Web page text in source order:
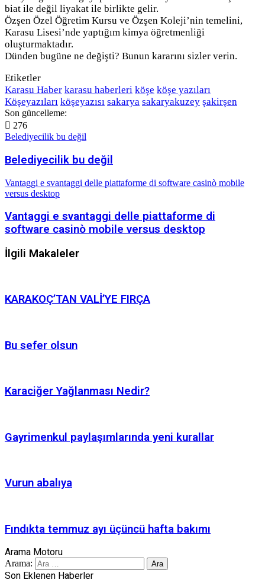
biat ile değil liyakat ile birlikte gelir.
Özşen Özel Öğretim Kursu ve Özşen Koleji’nin temelini,
Karasu Lisesi’nde yaptığım kimya öğretmenliği
oluşturmaktadır.
Dünden bugüne ne değişti? Bunun kararını sizler verin.
Etiketler
Karasu Haber karasu haberleri köşe köşe yazıları
Köşeyazıları köşeyazısı sakarya sakaryakuzey şakirşen
Son güncelleme:
276
Belediyecilik bu değil
Belediyecilik bu değil
Vantaggi e svantaggi delle piattaforme di software casinò mobile
versus desktop
Vantaggi e svantaggi delle piattaforme di
software casinò mobile versus desktop
İlgili Makaleler
KARAKOÇ’TAN VALİ’YE FIRÇA
Bu sefer olsun
Karaciğer Yağlanması Nedir?
Gayrimenkul paylaşımlarında yeni kurallar
Vurun abalıya
Fındıkta temmuz ayı üçüncü hafta bakımı
Arama Motoru
Arama:
Son Eklenen Haberler